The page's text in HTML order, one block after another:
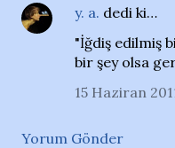
y. a. dedi ki…
"İğdiş edilmiş
bir şey olsa
15 Haziran
Yorum Gönder